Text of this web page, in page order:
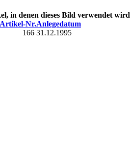
in denen dieses Bild verwendet wird
Artikel-Nr.Anlegedatum
166 31.12.1995